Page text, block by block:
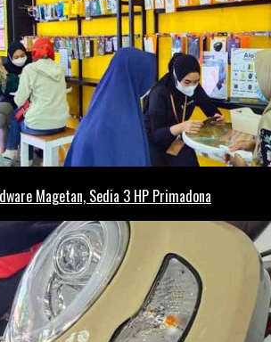
Magetan, Sedia 3 HP Primadona